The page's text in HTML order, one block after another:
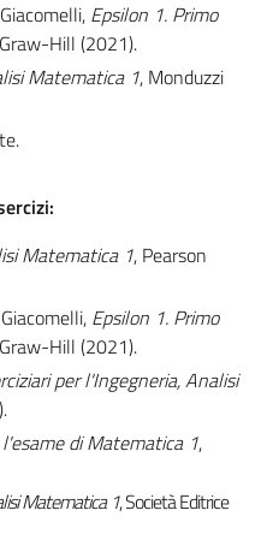
Epsilon 1. Primo
Hill (2021).
Matematica 1, Monduzzi
Matematica 1, Pearson
Epsilon 1. Primo
Hill (2021).
per l'Ingegneria, Analisi
l'esame di Matematica 1,
Matematica 1, Società Editrice